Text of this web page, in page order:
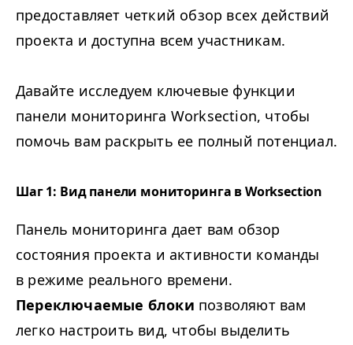
предоставляет четкий обзор всех действий
проекта и доступна всем участникам.
Давайте исследуем ключевые функции
панели мониторинга Work­sec­tion, чтобы
помочь вам раскрыть ее полный потенциал.
Шаг 1: Вид панели мониторинга в Worksection
Панель мониторинга дает вам обзор
состояния проекта и активности команды
в режиме реального времени.
Переключаемые блоки позволяют вам
легко настроить вид, чтобы выделить